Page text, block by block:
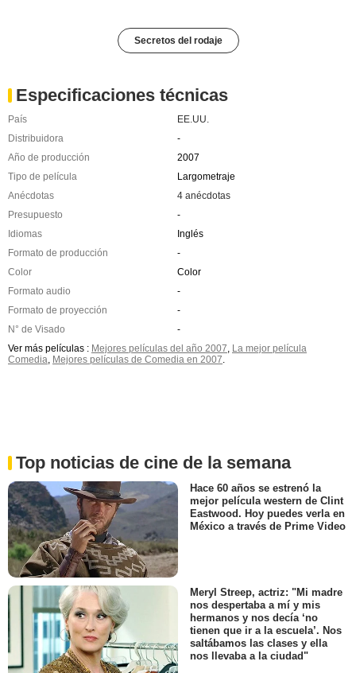
Secretos del rodaje
Especificaciones técnicas
País
EE.UU.
Distribuidora
-
Año de producción
2007
Tipo de película
Largometraje
Anécdotas
4 anécdotas
Presupuesto
-
Idiomas
Inglés
Formato de producción
-
Color
Color
Formato audio
-
Formato de proyección
-
N° de Visado
-
Ver más películas : Mejores películas del año 2007, La mejor película
Comedia, Mejores películas de Comedia en 2007.
Top noticias de cine de la semana
Hace 60 años se estrenó la
mejor película western de Clint
Eastwood. Hoy puedes verla en
México a través de Prime Video
Meryl Streep, actriz: "Mi madre
nos despertaba a mí y mis
hermanos y nos decía ‘no
tienen que ir a la escuela’. Nos
saltábamos las clases y ella
nos llevaba a la ciudad"